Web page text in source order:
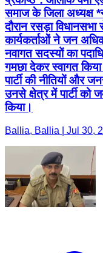
पार्टी की नीतियों और
उनसे क्षेत्र में पार्टी को
किया।
Ballia, Ballia | Jul 30,